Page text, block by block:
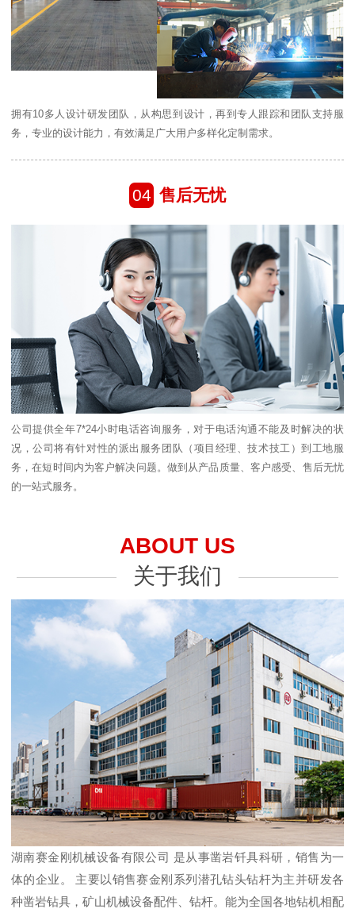
拥有10多人设计研发团队，从构思到设计，再到专人跟踪和团队支持服
务，专业的设计能力，有效满足广大用户多样化定制需求。
04 售后无忧
公司提供全年7*24小时电话咨询服务，对于电话沟通不能及时解决的状
况，公司将有针对性的派出服务团队（项目经理、技术技工）到工地服
务，在短时间内为客户解决问题。做到从产品质量、客户感受、售后无忧
的一站式服务。
ABOUT US
关于我们
湖南赛金刚机械设备有限公司 是从事凿岩钎具科研，销售为一
体的企业。 主要以销售赛金刚系列潜孔钻头钻杆为主并研发各
种凿岩钻具，矿山机械设备配件、钻杆。能为全国各地钻机相配